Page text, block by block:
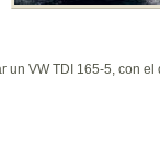
un VW TDI 165-5, con